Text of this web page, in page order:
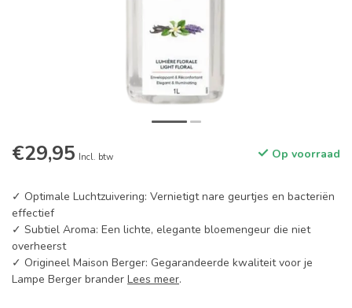
€29,95 Incl. btw Op voorraad
✓ Optimale Luchtzuivering: Vernietigt nare geurtjes en bacteriën
effectief
✓ Subtiel Aroma: Een lichte, elegante bloemengeur die niet
overheerst
✓ Origineel Maison Berger: Gegarandeerde kwaliteit voor je
Lampe Berger brander Lees meer.